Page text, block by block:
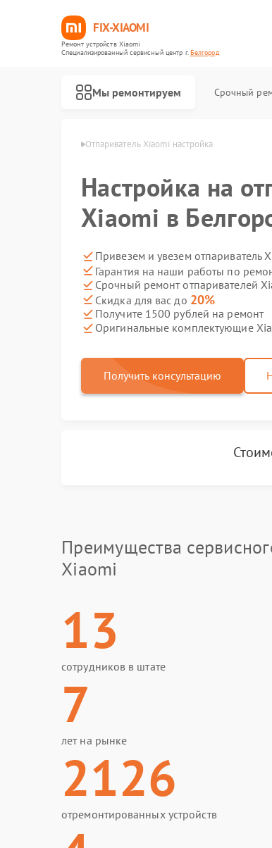
FIX-XIAOMI
Ремонт устройств Xiaomi
Специализированный cервисный центр г.Белгород
Мы ремонтируем Срочный
Отпариватель Xiaomi настройка
Настройка на
Xiaomi в
Привезем и увезем отпариватель
Гарантия на наши работы по
Срочный ремонт отпаривателей
Скидка для вас до 20%
Получите 1500 рублей на ремонт
Оригинальные комплектующие
Получить консультацию
Преимущества
Xiaomi
13
сотрудников в штате
7
лет на рынке
2126
отремонтированных устройств